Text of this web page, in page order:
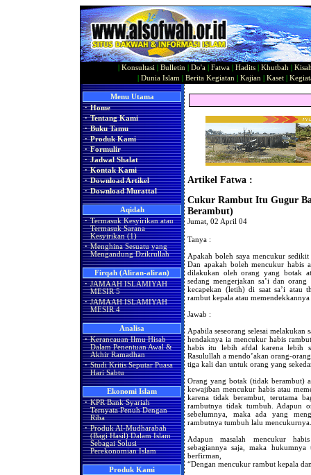
Konsultasi Bulletin Do'a Fatwa Hadits Khutbah
Dunia Islam Berita Kegiatan Kajian Kaset|
Menu Utama
· Home
· Tentang Kami
· Buku Tamu
· Produk Kami
· Formulir
· Jadwal Shalat
· Kontak Kami
· Download Artikel
· Download Murattal
Aqidah
· Termasuk Kesyirikan atau
Termasuk Sarana
Kesyirikan (1)
· Menghina Sesuatu yang
Mengandung Dzikrullah
Firqah (Aliran-aliran)
· JAMAAH ISLAMIYAH
MESIR 5
· JAMAAH ISLAMIYAH
MESIR 4
Analisa
· Kerancauan Ilmu Hisab
Dalam Penentuan Awal &
Akhir Ramadhan
· Studi Kritis Seputar Puasa
Hari Sabtu
Ekonomi Islam
· KPR Bank Syariah
Ternyata Penuh Dengan
Riba
· Produk Al-Mudharabah
(Bagi Hasil) Dalam Islam
Sebagai Solusi
Perekonomian Islam
Produk Kami
Artikel Fatwa :
Cukur Rambut Itu Gugur
Berambut)
Jumat, 02 April 04
Tanya :
Apakah boleh saya mencukur
Dan apakah boleh mencukur habis
dilakukan oleh orang yang botak
sedang mengerjakan sa’i dan
kecapekan (letih) di saat sa’i atau
rambut kepala atau
Jawab :
Apabila seseorang selesai melakukan
hendaknya ia mencukur habis
habis itu lebih afdal karena lebih
Rasulullah a mendo’akan orang-
tiga kali dan untuk orang yang
Orang yang botak (tidak berambut)
kewajiban mencukur habis atau
karena tidak berambut, terutama
rambutnya tidak tumbuh. Adapun
sebelumnya, maka ada yang
rambutnya tumbuh lalu mencukurnya.
Adapun masalah mencukur
sebagiannya saja, maka
berfirman,
“Dengan mencukur rambut kepala